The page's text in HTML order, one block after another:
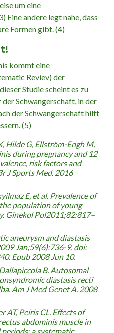
um eine
Eine andere legt nahe, dass
Formen gibt. (4)
kommt eine
Reviev) der
Studie scheint es zu
Schwangerschaft, in der
der Schwangerschaft hilft
(5)
Hilde G, Ellström-Engh M,
during pregnancy and 12
risk factors and
J Sports Med. 2016
E, et al. Prevalence of
population of young
Ginekol Pol2011;82:817–
aneurysm and diastasis
Jan;59(6):736-9. doi:
Epub 2008 Jun 10.
B. Autosomal
diastasis recti
Am J Med Genet A. 2008
AT, Peiris CL. Effects of
abdominis muscle in
a systematic